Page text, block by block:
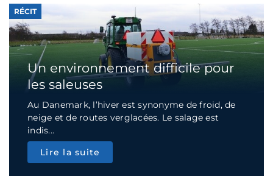
RÉCIT
Un environnement difficile pour
les saleuses
Au Danemark, l’hiver est synonyme de froid, de
neige et de routes verglacées. Le salage est
indis...
Lire la suite